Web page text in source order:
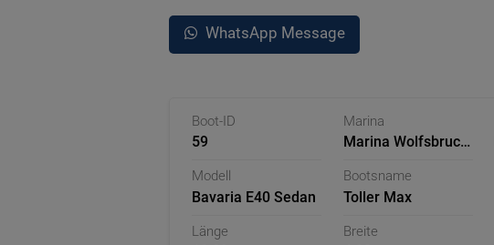
WhatsApp Message
Boot-ID
59
Marina
Marina Wolfsbruch,
Modell
Bavaria E40 Sedan
Bootsname
Toller Max
Länge Breite